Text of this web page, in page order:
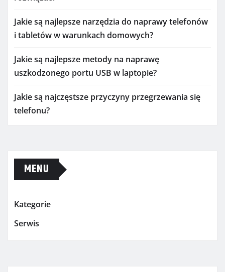
Jakie są najlepsze narzędzia do naprawy telefonów
i tabletów w warunkach domowych?
Jakie są najlepsze metody na naprawę
uszkodzonego portu USB w laptopie?
Jakie są najczęstsze przyczyny przegrzewania się
telefonu?
MENU
Kategorie
Serwis